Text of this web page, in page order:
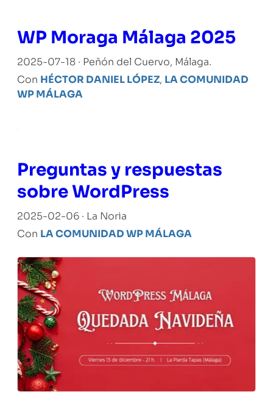
WP Moraga Málaga 2025
2025-07-18 · Peñón del Cuervo, Málaga.
Con HÉCTOR DANIEL LÓPEZ, LA COMUNIDAD
WP MÁLAGA
Preguntas y respuestas
sobre WordPress
2025-02-06 · La Noria
Con LA COMUNIDAD WP MÁLAGA